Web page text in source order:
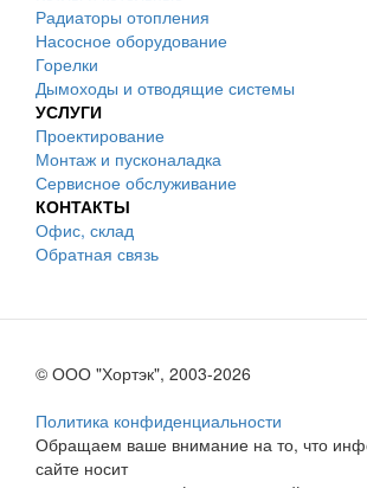
Радиаторы отопления
Насосное оборудование
Горелки
Дымоходы и отводящие системы
УСЛУГИ
Проектирование
Монтаж и пусконаладка
Сервисное обслуживание
КОНТАКТЫ
Офис, склад
Обратная связь
© ООО "Хортэк", 2003-2026
Политика конфиденциальности
Обращаем ваше внимание на то, что
сайте носит